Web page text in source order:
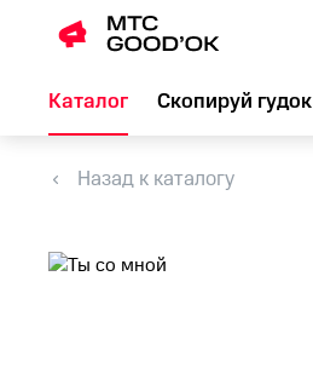
Каталог Скопируй гудок
Назад к каталогу